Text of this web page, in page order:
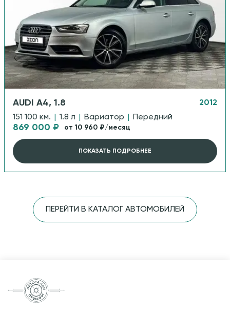
AUDI A4, 1.8
2012
151 100 км.
1.8 л Вариатор Передний
869 000 ₽ от 10 960 ₽/месяц
ПОКАЗАТЬ ПОДРОБНЕЕ
ПЕРЕЙТИ В КАТАЛОГ АВТОМОБИЛЕЙ